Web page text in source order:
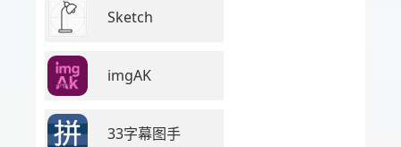
Sketch
imgAK
33字幕图手